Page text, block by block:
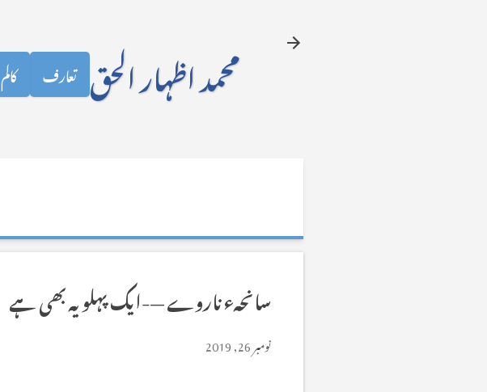
محمد اظہار الحق تعارف کالم
سانحہء ناروے —-ایک پہلو یہ بھی ہے
نومبر 26, 2019